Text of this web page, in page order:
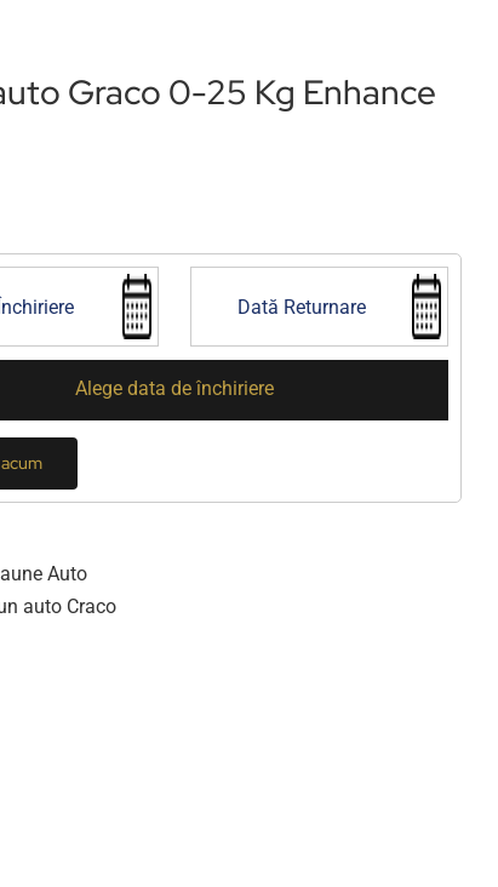
Graco 0-25 Kg Enhance
Alege data de închiriere
Auto
auto Craco